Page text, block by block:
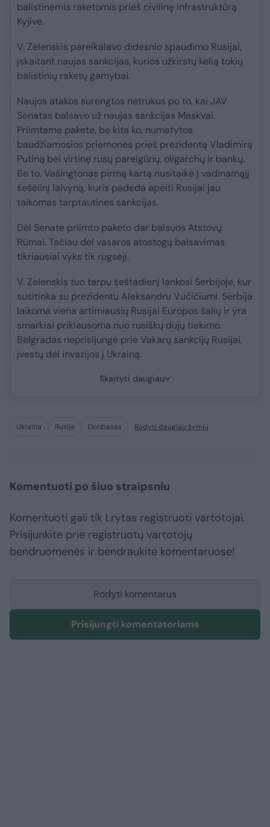
balistinėmis raketomis prieš civilinę infrastruktūrą
Kyjive.
V. Zelenskis pareikalavo didesnio spaudimo Rusijai,
įskaitant naujas sankcijas, kurios užkirstų kelią tokių
balistinių raketų gamybai.
Naujos atakos surengtos netrukus po to, kai JAV
Senatas balsavo už naujas sankcijas Maskvai.
Priimtame pakete, be kita ko, numatytos
baudžiamosios priemonės prieš prezidentą Vladimirą
Putiną bei virtinę rusų pareigūnų, oligarchų ir bankų.
Be to, Vašingtonas pirmą kartą nusitaikė į vadinamąjį
šešėlinį laivyną, kuris padeda apeiti Rusijai jau
taikomas tarptautines sankcijas.
Dėl Senate priimto paketo dar balsuos Atstovų
Rūmai. Tačiau dėl vasaros atostogų balsavimas
tikriausiai vyks tik rugsėjį.
V. Zelenskis tuo tarpu šeštadienį lankosi Serbijoje, kur
susitinka su prezidentu Aleksandru Vučičiumi. Serbija
laikoma viena artimiausių Rusijai Europos šalių ir yra
smarkiai priklausoma nuo rusiškų dujų tiekimo.
Belgradas neprisijungė prie Vakarų sankcijų Rusijai,
įvestų dėl invazijos į Ukrainą.
Skaityti daugiau
Ukraina Rusija Donbasas Rodyti daugiau žymių
Komentuoti po šiuo straipsniu
Komentuoti gali tik Lrytas registruoti vartotojai.
Prisijunkite prie registruotų vartotojų
bendruomenės ir bendraukite komentaruose!
Rodyti komentarus
Prisijungti komentatoriams